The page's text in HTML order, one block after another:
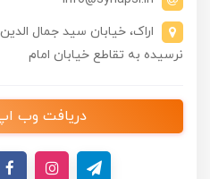
نرسیده به تقاطع خیابان امام
دریافت وب